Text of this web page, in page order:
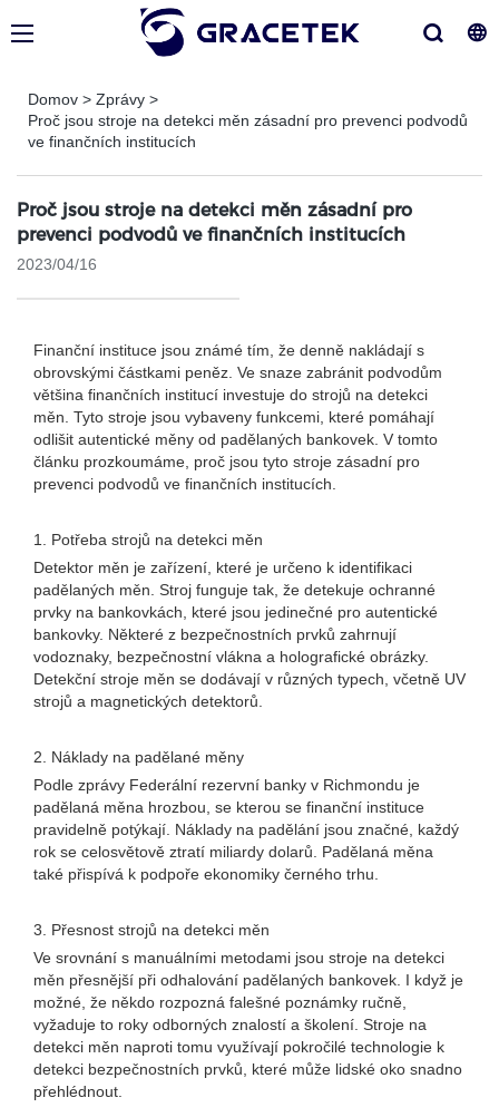
Domov > Zprávy >
Proč jsou stroje na detekci měn zásadní pro prevenci podvodů
ve finančních institucích
Proč jsou stroje na detekci měn zásadní pro
prevenci podvodů ve finančních institucích
2023/04/16
Finanční instituce jsou známé tím, že denně nakládají s
obrovskými částkami peněz. Ve snaze zabránit podvodům
většina finančních institucí investuje do strojů na detekci
měn. Tyto stroje jsou vybaveny funkcemi, které pomáhají
odlišit autentické měny od padělaných bankovek. V tomto
článku prozkoumáme, proč jsou tyto stroje zásadní pro
prevenci podvodů ve finančních institucích.
1. Potřeba strojů na detekci měn
Detektor měn je zařízení, které je určeno k identifikaci
padělaných měn. Stroj funguje tak, že detekuje ochranné
prvky na bankovkách, které jsou jedinečné pro autentické
bankovky. Některé z bezpečnostních prvků zahrnují
vodoznaky, bezpečnostní vlákna a holografické obrázky.
Detekční stroje měn se dodávají v různých typech, včetně UV
strojů a magnetických detektorů.
2. Náklady na padělané měny
Podle zprávy Federální rezervní banky v Richmondu je
padělaná měna hrozbou, se kterou se finanční instituce
pravidelně potýkají. Náklady na padělání jsou značné, každý
rok se celosvětově ztratí miliardy dolarů. Padělaná měna
také přispívá k podpoře ekonomiky černého trhu.
3. Přesnost strojů na detekci měn
Ve srovnání s manuálními metodami jsou stroje na detekci
měn přesnější při odhalování padělaných bankovek. I když je
možné, že někdo rozpozná falešné poznámky ručně,
vyžaduje to roky odborných znalostí a školení. Stroje na
detekci měn naproti tomu využívají pokročilé technologie k
detekci bezpečnostních prvků, které může lidské oko snadno
přehlédnout.